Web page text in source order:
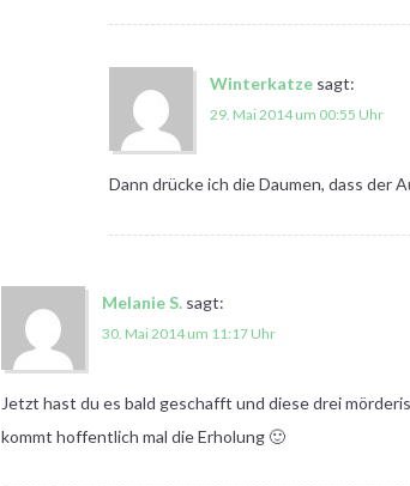
Winterkatze sagt:
29. Mai 2014 um 00:55 Uhr
Dann drücke ich die Daumen, dass der
Melanie S. sagt:
30. Mai 2014 um 11:17 Uhr
Jetzt hast du es bald geschafft und diese drei
kommt hoffentlich mal die Erholung 🙂